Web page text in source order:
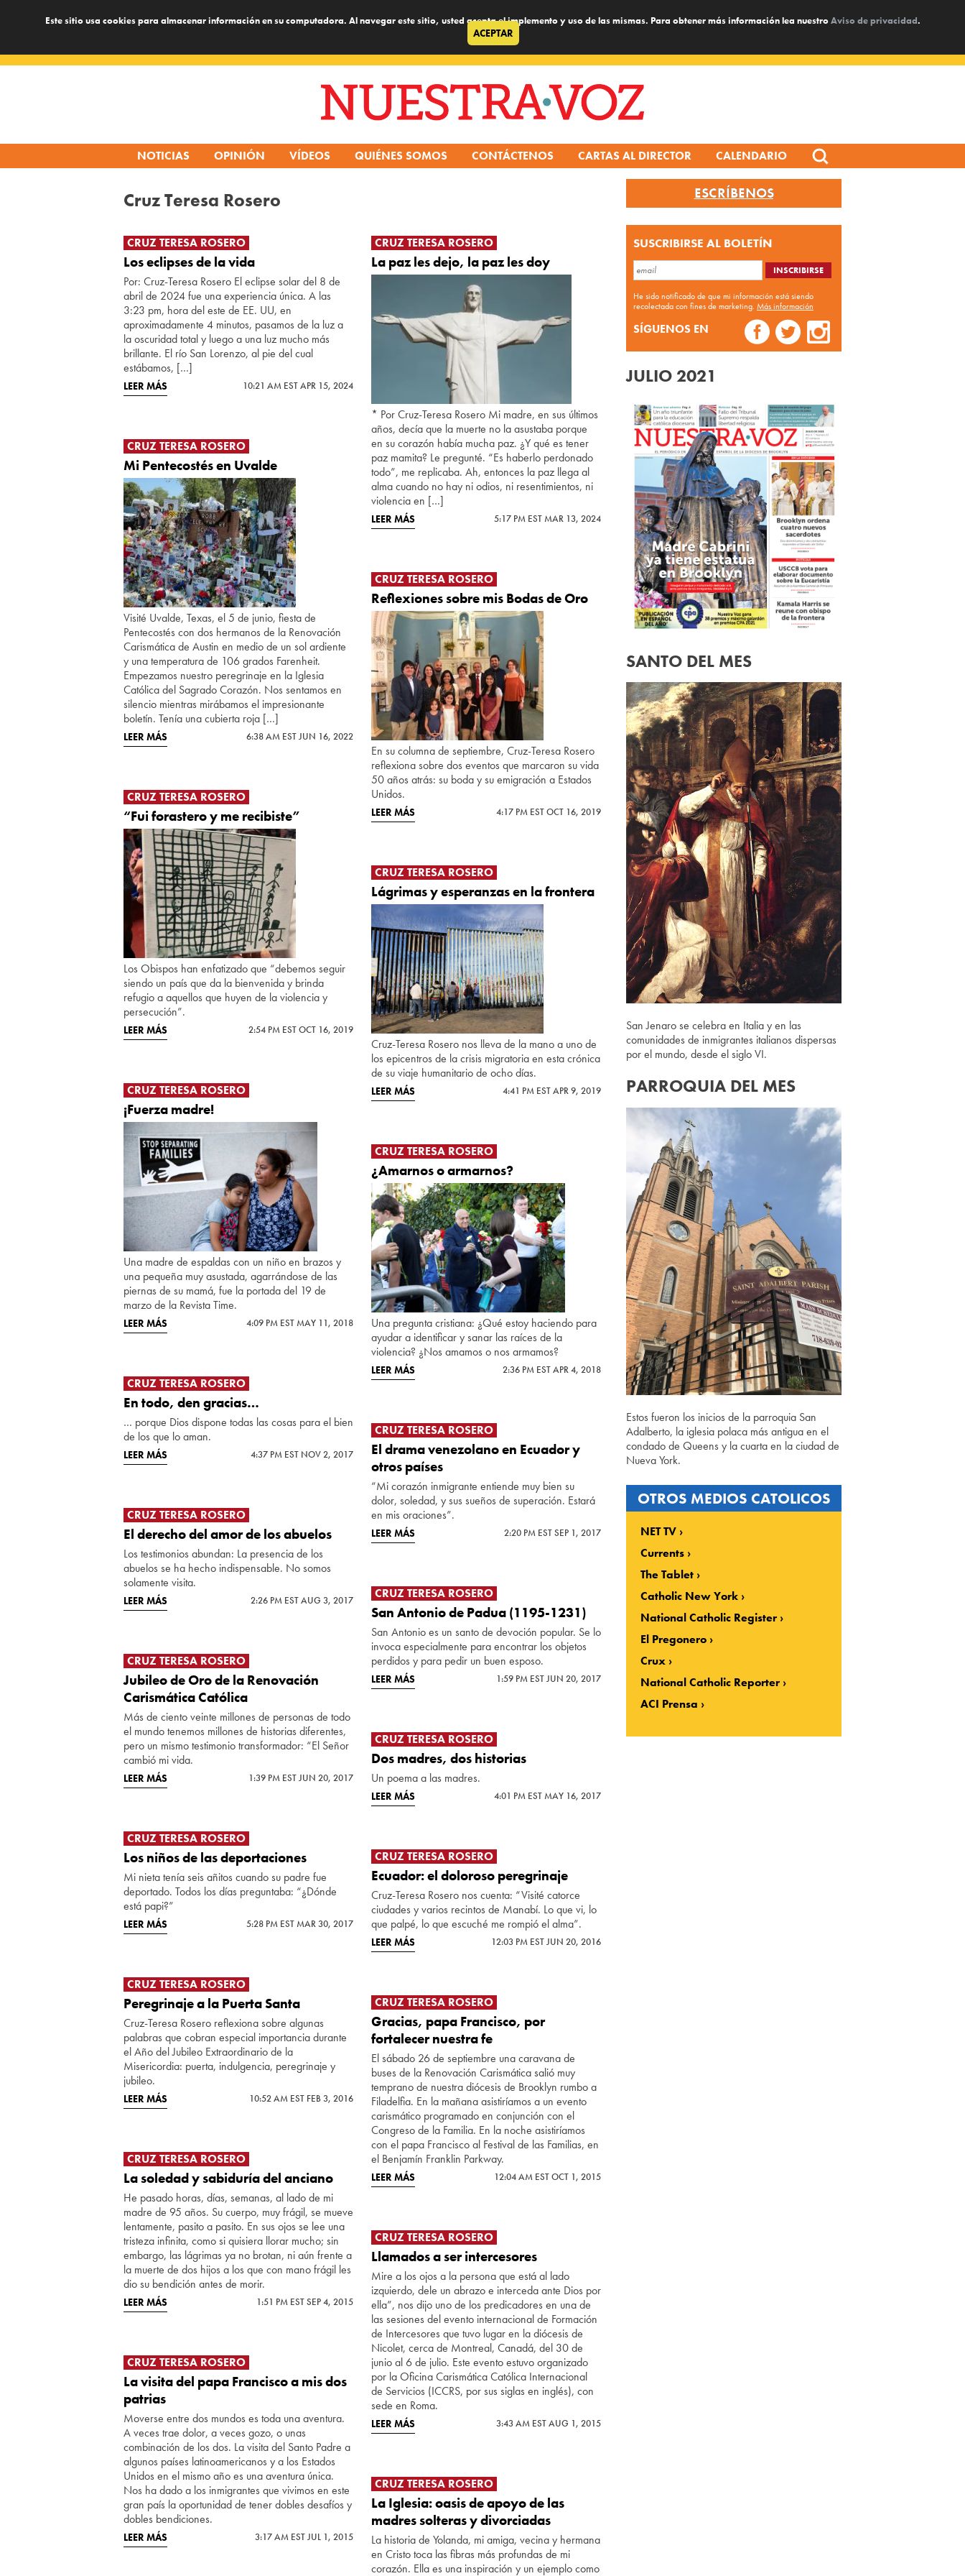
Este sitio usa cookies para almacenar información en su computadora. Al navegar este sitio, usted acepta el implemento y uso de las mismas. Para obtener más información lea nuestroAviso de privacidad.
ACEPTAR
NOTICIAS OPINIÓN VÍDEOS QUIÉNES SOMOS CONTÁCTENOS CARTAS AL DIRECTOR CALENDARIO
Search
for:
Cruz Teresa Rosero
CRUZ TERESA ROSERO
Los eclipses de la vida
Por: Cruz-Teresa Rosero El eclipse solar del 8 de
abril de 2024 fue una experiencia única. A las
3:23 pm, hora del este de EE. UU, en
aproximadamente 4 minutos, pasamos de la luz a
la oscuridad total y luego a una luz mucho más
brillante. El río San Lorenzo, al pie del cual
estábamos, […]
LEER MÁS 10:21 AM EST APR 15, 2024
CRUZ TERESA ROSERO
La paz les dejo, la paz les doy
* Por Cruz-Teresa Rosero Mi madre, en sus últimos
años, decía que la muerte no la asustaba porque
en su corazón había mucha paz. ¿Y qué es tener
paz mamita? Le pregunté. “Es haberlo perdonado
todo”, me replicaba. Ah, entonces la paz llega al
alma cuando no hay ni odios, ni resentimientos, ni
violencia en […]
LEER MÁS 5:17 PM EST MAR 13, 2024
CRUZ TERESA ROSERO
Mi Pentecostés en Uvalde
Visité Uvalde, Texas, el 5 de junio, fiesta de
Pentecostés con dos hermanos de la Renovación
Carismática de Austin en medio de un sol ardiente
y una temperatura de 106 grados Farenheit.
Empezamos nuestro peregrinaje en la Iglesia
Católica del Sagrado Corazón. Nos sentamos en
silencio mientras mirábamos el impresionante
boletín. Tenía una cubierta roja […]
LEER MÁS 6:38 AM EST JUN 16, 2022
CRUZ TERESA ROSERO
Reflexiones sobre mis Bodas de Oro
En su columna de septiembre, Cruz-Teresa Rosero
reflexiona sobre dos eventos que marcaron su vida
50 años atrás: su boda y su emigración a Estados
Unidos.
LEER MÁS 4:17 PM EST OCT 16, 2019
CRUZ TERESA ROSERO
“Fui forastero y me recibiste”
Los Obispos han enfatizado que “debemos seguir
siendo un país que da la bienvenida y brinda
refugio a aquellos que huyen de la violencia y
persecución”.
LEER MÁS 2:54 PM EST OCT 16, 2019
CRUZ TERESA ROSERO
Lágrimas y esperanzas en la frontera
Cruz-Teresa Rosero nos lleva de la mano a uno de
los epicentros de la crisis migratoria en esta crónica
de su viaje humanitario de ocho días.
LEER MÁS 4:41 PM EST APR 9, 2019
CRUZ TERESA ROSERO
¡Fuerza madre!
Una madre de espaldas con un niño en brazos y
una pequeña muy asustada, agarrándose de las
piernas de su mamá, fue la portada del 19 de
marzo de la Revista Time.
LEER MÁS 4:09 PM EST MAY 11, 2018
CRUZ TERESA ROSERO
¿Amarnos o armarnos?
Una pregunta cristiana: ¿Qué estoy haciendo para
ayudar a identificar y sanar las raíces de la
violencia? ¿Nos amamos o nos armamos?
LEER MÁS 2:36 PM EST APR 4, 2018
CRUZ TERESA ROSERO
En todo, den gracias…
… porque Dios dispone todas las cosas para el bien
de los que lo aman.
LEER MÁS 4:37 PM EST NOV 2, 2017
CRUZ TERESA ROSERO
El drama venezolano en Ecuador y
otros países
“Mi corazón inmigrante entiende muy bien su
dolor, soledad, y sus sueños de superación. Estará
en mis oraciones”.
LEER MÁS 2:20 PM EST SEP 1, 2017
CRUZ TERESA ROSERO
El derecho del amor de los abuelos
Los testimonios abundan: La presencia de los
abuelos se ha hecho indispensable. No somos
solamente visita.
LEER MÁS 2:26 PM EST AUG 3, 2017 CRUZ TERESA ROSERO
San Antonio de Padua (1195-1231)
San Antonio es un santo de devoción popular. Se lo
invoca especialmente para encontrar los objetos
perdidos y para pedir un buen esposo.
LEER MÁS 1:59 PM EST JUN 20, 2017
CRUZ TERESA ROSERO
Jubileo de Oro de la Renovación
Carismática Católica
Más de ciento veinte millones de personas de todo
el mundo tenemos millones de historias diferentes,
pero un mismo testimonio transformador: “El Señor
cambió mi vida.
LEER MÁS 1:39 PM EST JUN 20, 2017
CRUZ TERESA ROSERO
Dos madres, dos historias
Un poema a las madres.
LEER MÁS 4:01 PM EST MAY 16, 2017
CRUZ TERESA ROSERO
Los niños de las deportaciones
Mi nieta tenía seis añitos cuando su padre fue
deportado. Todos los días preguntaba: “¿Dónde
está papi?”
LEER MÁS 5:28 PM EST MAR 30, 2017
CRUZ TERESA ROSERO
Ecuador: el doloroso peregrinaje
Cruz-Teresa Rosero nos cuenta: “Visité catorce
ciudades y varios recintos de Manabí. Lo que vi, lo
que palpé, lo que escuché me rompió el alma”.
LEER MÁS 12:03 PM EST JUN 20, 2016
CRUZ TERESA ROSERO
Peregrinaje a la Puerta Santa
Cruz-Teresa Rosero reflexiona sobre algunas
palabras que cobran especial importancia durante
el Año del Jubileo Extraordinario de la
Misericordia: puerta, indulgencia, peregrinaje y
jubileo.
LEER MÁS 10:52 AM EST FEB 3, 2016
CRUZ TERESA ROSERO
Gracias, papa Francisco, por
fortalecer nuestra fe
El sábado 26 de septiembre una caravana de
buses de la Renovación Carismática salió muy
temprano de nuestra diócesis de Brooklyn rumbo a
Filadelfia. En la mañana asistiríamos a un evento
carismático programado en conjunción con el
Congreso de la Familia. En la noche asistiríamos
con el papa Francisco al Festival de las Familias, en
el Benjamín Franklin Parkway.
LEER MÁS 12:04 AM EST OCT 1, 2015
CRUZ TERESA ROSERO
La soledad y sabiduría del anciano
He pasado horas, días, semanas, al lado de mi
madre de 95 años. Su cuerpo, muy frágil, se mueve
lentamente, pasito a pasito. En sus ojos se lee una
tristeza infinita, como si quisiera llorar mucho; sin
embargo, las lágrimas ya no brotan, ni aún frente a
la muerte de dos hijos a los que con mano frágil les
dio su bendición antes de morir.
LEER MÁS 1:51 PM EST SEP 4, 2015
CRUZ TERESA ROSERO
Llamados a ser intercesores
Mire a los ojos a la persona que está al lado
izquierdo, dele un abrazo e interceda ante Dios por
ella”, nos dijo uno de los predicadores en una de
las sesiones del evento internacional de Formación
de Intercesores que tuvo lugar en la diócesis de
Nicolet, cerca de Montreal, Canadá, del 30 de
junio al 6 de julio. Este evento estuvo organizado
por la Oficina Carismática Católica Internacional
de Servicios (ICCRS, por sus siglas en inglés), con
sede en Roma.
LEER MÁS 3:43 AM EST AUG 1, 2015
CRUZ TERESA ROSERO
La visita del papa Francisco a mis dos
patrias
Moverse entre dos mundos es toda una aventura.
A veces trae dolor, a veces gozo, o unas
combinación de los dos. La visita del Santo Padre a
algunos países latinoamericanos y a los Estados
Unidos en el mismo año es una aventura única.
Nos ha dado a los inmigrantes que vivimos en este
gran país la oportunidad de tener dobles desafíos y
dobles bendiciones.
LEER MÁS 3:17 AM EST JUL 1, 2015
CRUZ TERESA ROSERO
La Iglesia: oasis de apoyo de las
madres solteras y divorciadas
La historia de Yolanda, mi amiga, vecina y hermana
en Cristo toca las fibras más profundas de mi
corazón. Ella es una inspiración y un ejemplo como
ESCRÍBENOS
SUSCRIBIRSE AL BOLETÍN
He sido notificado de que mi información está siendo
recolectada con fines de marketing. Más información
SÍGUENOS EN
JULIO 2021
SANTO DEL MES
San Jenaro se celebra en Italia y en las
comunidades de inmigrantes italianos dispersas
por el mundo, desde el siglo VI.
PARROQUIA DEL MES
Estos fueron los inicios de la parroquia San
Adalberto, la iglesia polaca más antigua en el
condado de Queens y la cuarta en la ciudad de
Nueva York.
OTROS MEDIOS CATOLICOS
NET TV
Currents
The Tablet
Catholic New York
National Catholic Register
El Pregonero
Crux
National Catholic Reporter
ACI Prensa